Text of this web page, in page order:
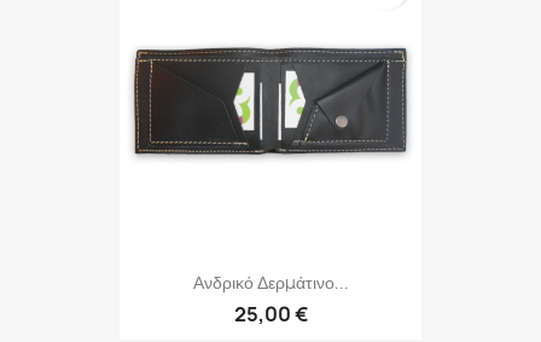
Ανδρικό Δερμάτινο...
25,00 €